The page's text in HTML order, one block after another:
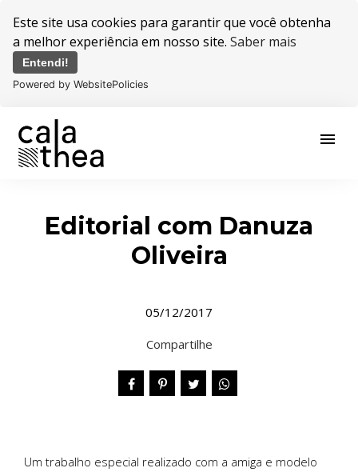
Este site usa cookies para garantir que você obtenha
a melhor experiência em nosso site. Saber mais
Entendi!
Powered by WebsitePolicies
menu
Editorial com Danuza
Oliveira
05/12/2017
Compartilhe
Um trabalho especial realizado com a amiga e modelo